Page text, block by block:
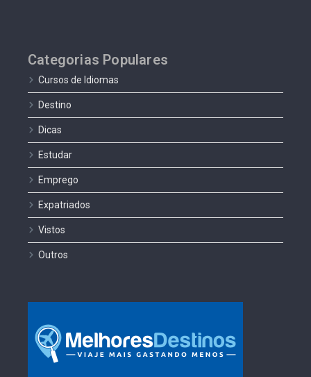
Categorias Populares
Cursos de Idiomas
Destino
Dicas
Estudar
Emprego
Expatriados
Vistos
Outros